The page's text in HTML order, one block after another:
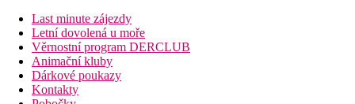
Last minute zájezdy
Letní dovolená u moře
Věrnostní program DERCLUB
Animační kluby
Dárkové poukazy
Kontakty